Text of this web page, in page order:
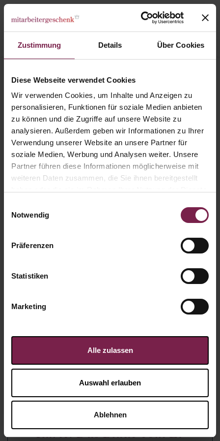
Zustimmung Details Über Cookies
Diese Webseite verwendet Cookies
Wir verwenden Cookies, um Inhalte und Anzeigen zu
personalisieren, Funktionen für soziale Medien anbieten
zu können und die Zugriffe auf unsere Website zu
analysieren. Außerdem geben wir Informationen zu Ihrer
Verwendung unserer Website an unsere Partner für
soziale Medien, Werbung und Analysen weiter. Unsere
Partner führen diese Informationen möglicherweise mit
weiteren Daten zusammen, die Sie ihnen bereitgestellt
Notwendig
Präferenzen
Statistiken
Marketing
Alle zulassen
Auswahl erlauben
Ablehnen
Karte: Das Blaue vom Ei